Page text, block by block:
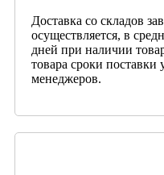
Доставка со складов
осуществляется, в
дней при наличии
товара сроки
менеджеров.